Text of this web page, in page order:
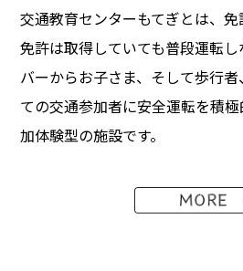
交通教育センターもてぎとは、
免許は取得していても普段運転
バーからお子さま、そして歩行
ての交通参加者に安全運転を積
加体験型の施設です。